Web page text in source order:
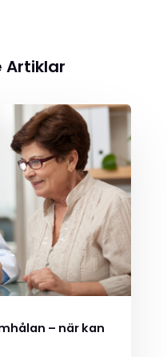
Artiklar
– när kan